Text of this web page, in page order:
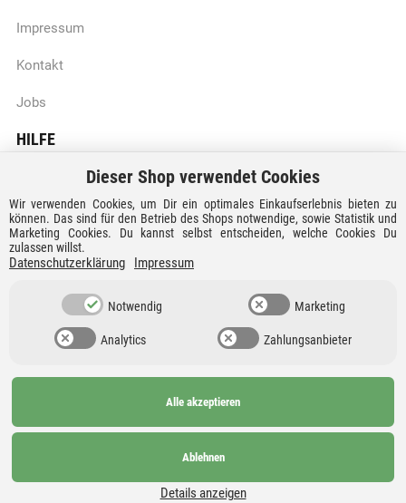
Impressum
Kontakt
Jobs
HILFE
Batteriegesetzhinweise
Vertrag widerrufen
Versandkosten und Lieferzeiten
Zahlungsarten
Widerrufsrecht
Datenschutz
versandkostenfrei nach
Dieser Shop verwendet Cookies
Wir verwenden Cookies, um Dir ein optimales Einkaufserlebnis bieten zu
können. Das sind für den Betrieb des Shops notwendige, sowie Statistik und
Marketing Cookies. Du kannst selbst entscheiden, welche Cookies Du
zulassen willst.
Datenschutzerklärung Impressum
Notwendig Marketing
Analytics Zahlungsanbieter
Alle akzeptieren
Ablehnen
Details anzeigen